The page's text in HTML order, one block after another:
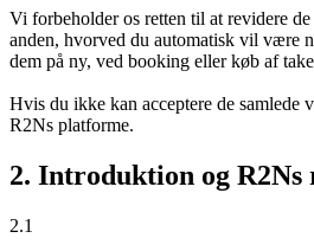
Vi forbeholder os retten til at revidere
anden, hvorved du automatisk vil være
dem på ny, ved booking eller køb af
Hvis du ikke kan acceptere de samlede
R2Ns platforme.
2. Introduktion og R2Ns
2.1